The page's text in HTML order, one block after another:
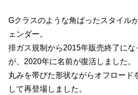
Gクラスのような角ばったスタイル
ェンダー。
排ガス規制から2015年販売終了にな
が、2020年に名前が復活しました。
丸みを帯びた形状ながらオフロード
して再登場しました。